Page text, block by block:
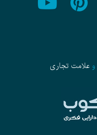
وعلامت تجاری